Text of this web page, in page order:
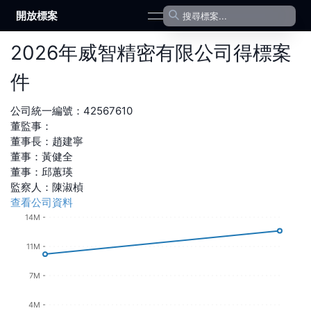
開放標案 open navigation menu
2026年威智精密有限公司得標案
件
公司統一編號： 42567610
董監事：
董事長 ： 趙建寧
董事 ： 黃健全
董事 ： 邱蕙瑛
監察人 ： 陳淑楨
查看公司資料
4M
7M
11M
14M